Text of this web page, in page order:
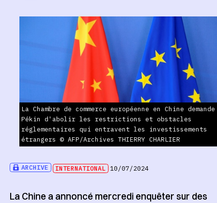
ARCHIVE INTERNATIONAL 10/07/2024
La Chambre de commerce européenne en Chine
Pékin d'abolir les restrictions et obstacles
réglementaires qui entravent les investissements
étrangers © AFP/Archives THIERRY CHARLIER
La Chine a annoncé mercredi enquêter sur des